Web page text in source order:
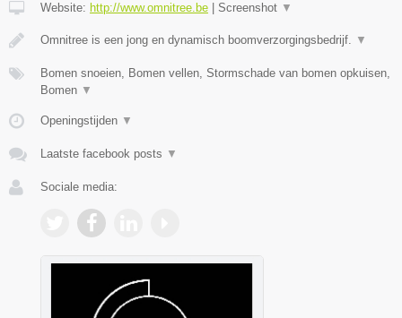
Website: http://www.omnitree.be Screenshot ▼
Omnitree is een jong en dynamisch boomverzorgingsbedrijf. ▼
Bomen snoeien, Bomen vellen, Stormschade van bomen opkuisen,
Bomen ▼
Openingstijden ▼
Laatste facebook posts ▼
Sociale media: